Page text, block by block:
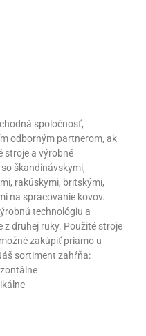
spoločnosť,
odborným partnerom, ak
stroje a výrobné
škandinávskymi,
rakúskymi, britskými,
na spracovanie kovov.
technológiu a
z druhej ruky. Použité stroje
zakúpiť priamo u
sortiment zahŕňa: